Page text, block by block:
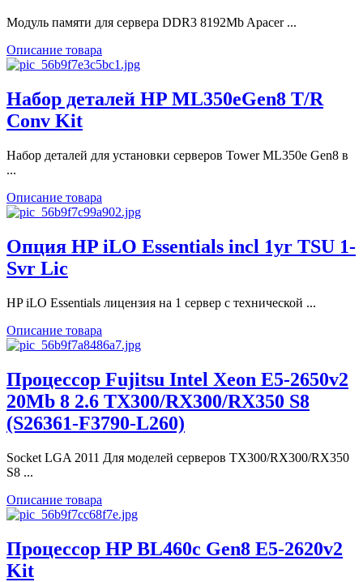
Модуль памяти для сервера DDR3 8192Mb Apacer ...
Описание товара
Набор деталей HP ML350eGen8 T/R
Conv Kit
Набор деталей для установки серверов Tower ML350e Gen8 в
...
Описание товара
Опция HP iLO Essentials incl 1yr TSU 1-
Svr Lic
HP iLO Essentials лицензия на 1 сервер с технической ...
Описание товара
Процессор Fujitsu Intel Xeon E5-2650v2
20Mb 8 2.6 TX300/RX300/RX350 S8
(S26361-F3790-L260)
Socket LGA 2011 Для моделей серверов TX300/RX300/RX350
S8 ...
Описание товара
Процессор HP BL460c Gen8 E5-2620v2
Kit